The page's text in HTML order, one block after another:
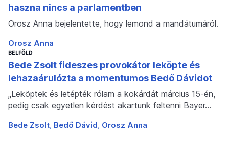
haszna nincs a parlamentben
Orosz Anna bejelentette, hogy lemond a mandátumáról.
Orosz Anna
BELFÖLD
Bede Zsolt fideszes provokátor leköpte és
lehazaárulózta a momentumos Bedő Dávidot
„Leköptek és letépték rólam a kokárdát március 15-én,
pedig csak egyetlen kérdést akartunk feltenni Bayer…
Bede Zsolt Bedő Dávid Orosz Anna